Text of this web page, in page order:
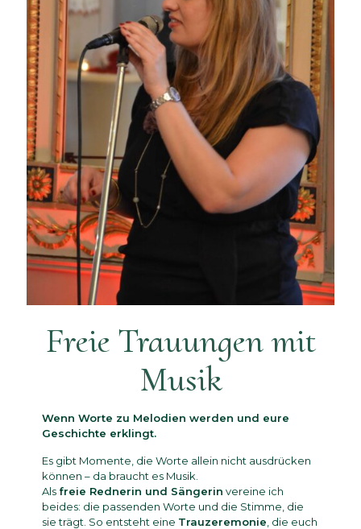
Freie Trauungen mit
Musik
Wenn Worte zu Melodien werden und eure
Geschichte erklingt.
Es gibt Momente, die Worte allein nicht ausdrücken
können – da braucht es Musik.
Als freie Rednerin und Sängerin vereine ich
beides: die passenden Worte und die Stimme, die
sie trägt. So entsteht eine Trauzeremonie , die euch